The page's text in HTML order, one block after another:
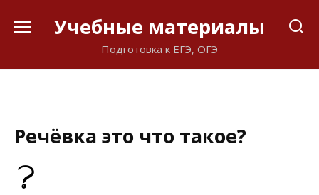
Учебные материалы
Подготовка к ЕГЭ, ОГЭ
Речёвка это что такое?